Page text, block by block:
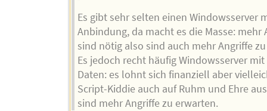
Es gibt sehr selten einen Windowsserver
Anbindung, da macht es die Masse: mehr
sind nötig also sind auch mehr Angriffe
Es jedoch recht häufig Windowsserver
Daten: es lohnt sich finanziell aber
Script-Kiddie auch auf Ruhm und Ehre
sind mehr Angriffe zu erwarten.